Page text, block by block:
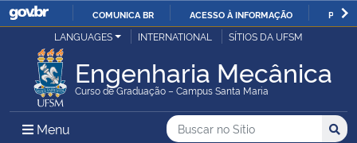
IR
O
COMUNICA BR ACESSO À INFORMAÇÃO
Ministério da Justiça e Segurança Pública
Ministério da Defesa
LANGUAGES INTERNATIONAL SÍTIOS DA UFSM
Engenharia Mecânica
Curso de Graduação – Campus Santa Maria
Menu Menu Principal do Sítio
Busca
Buscar no no Sítio
Busca: